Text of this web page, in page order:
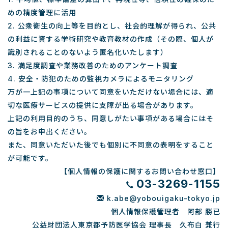
めの精度管理に活用
2. 公衆衛生の向上等を目的とし、社会的理解が得られ、公共
の利益に資する学術研究や教育教材の作成（その際、個人が
識別されることのないよう匿名化いたします）
3. 満足度調査や業務改善のためのアンケート調査
4. 安全・防犯のための監視カメラによるモニタリング
万が一上記の事項について同意をいただけない場合には、適
切な医療サービスの提供に支障が出る場合があります。
上記の利用目的のうち、同意しがたい事項がある場合にはそ
の旨をお申出ください。
また、同意いただいた後でも個別に不同意の表明をすること
が可能です。
【個人情報の保護に関するお問い合わせ窓口】
03-3269-1155
k.abe@yobouigaku-tokyo.jp
個人情報保護管理者 阿部 勝已
公益財団法人東京都予防医学協会 理事長 久布白 兼行